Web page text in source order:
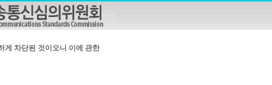
게 차단된 것이오니 이에 관한